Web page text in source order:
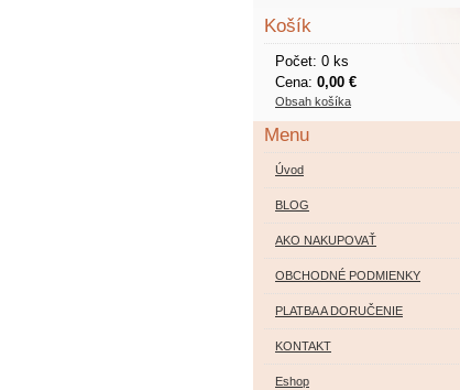
Košík
Počet: 0 ks
Cena: 0,00 €
Obsah košíka
Menu
Úvod
BLOG
AKO NAKUPOVAŤ
OBCHODNÉ PODMIENKY
PLATBA A DORUČENIE
KONTAKT
Eshop